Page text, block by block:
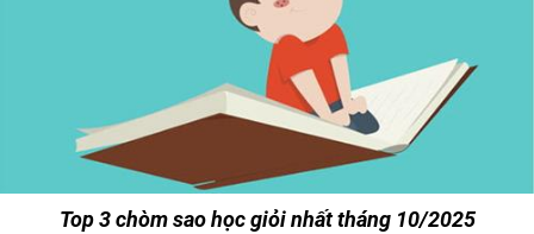
Top 3 chòm sao học giỏi nhất tháng 10/2025